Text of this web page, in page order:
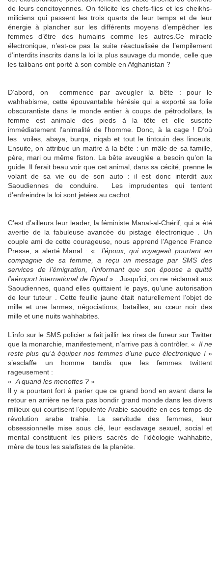
de leurs concitoyennes. On félicite les chefs-flics et les cheikhs-
miliciens qui passent les trois quarts de leur temps et de leur
énergie à plancher sur les différents moyens d’empêcher les
femmes d’être des humains comme les autres.Ce miracle
électronique, n’est-ce pas la suite réactualisée de l’empilement
d’interdits inscrits dans la loi la plus sauvage du monde, celle que
les talibans ont porté à son comble en Afghanistan ?
D’abord, on commence par aveugler la bête : pour le
wahhabisme, cette épouvantable hérésie qui a exporté sa folie
obscurantiste dans le monde entier à coups de pétrodollars, la
femme est animale des pieds à la tête et elle suscite
immédiatement l’animalité de l’homme. Donc, à la cage ! D’où
les voiles, abaya, burqa, niqab et tout le tintouin des linceuls.
Ensuite, on attribue un maitre à la bête : un mâle de sa famille,
père, mari ou même fiston. La bête aveuglée a besoin qu’on la
guide. Il ferait beau voir que cet animal, dans sa cécité, prenne le
volant de sa vie ou de son auto : il est donc interdit aux
Saoudiennes de conduire. Les imprudentes qui tentent
d’enfreindre la loi sont jetées au cachot.
C’est d’ailleurs leur leader, la féministe Manal-al-Chérif, qui a été
avertie de la fabuleuse avancée du pistage électronique . Un
couple ami de cette courageuse, nous apprend l’Agence France
Presse, a alerté Manal : « l’époux, qui voyageait pourtant en
compagnie de sa femme, a reçu un message par SMS des
services de l’émigration, l’informant que son épouse a quitté
l’aéroport international de Riyad» . Jusqu’ici, on ne réclamait aux
Saoudiennes, quand elles quittaient le pays, qu’une autorisation
de leur tuteur . Cette feuille jaune était naturellement l’objet de
mille et une larmes, négociations, batailles, au cœur noir des
mille et une nuits wahhabites.
L’info sur le SMS policier a fait jaillir les rires de fureur sur Twitter
que la monarchie, manifestement, n’arrive pas à contrôler. « Il ne
reste plus qu’à équiper nos femmes d’une puce électronique ! »
s’esclaffe un homme tandis que les femmes twittent
rageusement :
« A quand les menottes ? »
Il y a pourtant fort à parier que ce grand bond en avant dans le
retour en arrière ne fera pas bondir grand monde dans les divers
milieux qui courtisent l’opulente Arabie saoudite en ces temps de
révolution arabe trahie. La servitude des femmes, leur
obsessionnelle mise sous clé, leur esclavage sexuel, social et
mental constituent les piliers sacrés de l’idéologie wahhabite,
mère de tous les salafistes de la planète.